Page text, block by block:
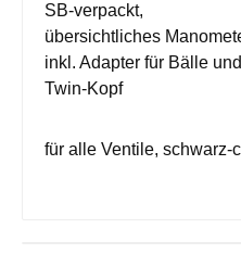
SB-verpackt,
übersichtliches
inkl. Adapter für Bälle
Twin-Kopf
für alle Ventile, schwarz-